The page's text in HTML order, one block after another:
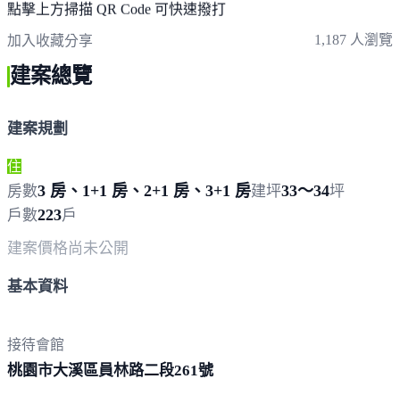
點擊上方掃描 QR Code 可快速撥打
加入收藏分享 1,187 人瀏覽
建案總覽
建案規劃
住
房數3 房、1+1 房、2+1 房、3+1 房建坪33～34坪
戶數223戶
建案價格尚未公開
基本資料
接待會館
桃園市大溪區員林路二段261號